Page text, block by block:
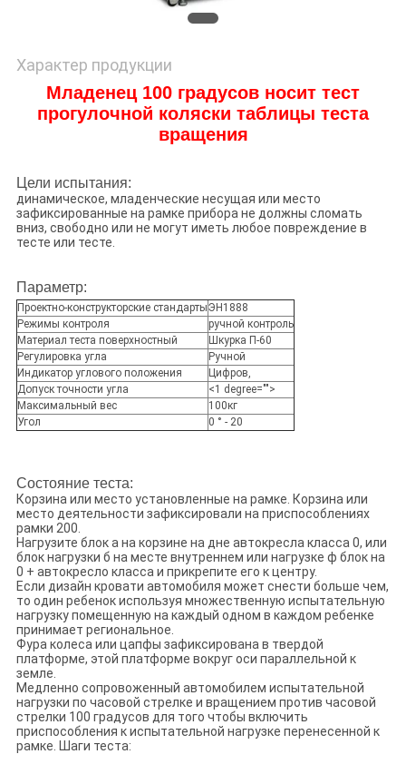
Характер продукции
Младенец 100 градусов носит тест
прогулочной коляски таблицы теста
вращения
Цели испытания:
динамическое, младенческие несущая или место
зафиксированные на рамке прибора не должны сломать
вниз, свободно или не могут иметь любое повреждение в
тесте или тесте.
Параметр:
Проектно-конструкторские стандартыЭН1888
Режимы контроля
ручной контроль
Материал теста поверхностный
Шкурка П-60
Регулировка угла
Ручной
Индикатор углового положения
Цифров,
Допуск точности угла
<1 degree="">
Максимальный вес
100кг
Угол
0 ° - 20
Состояние теста:
Корзина или место установленные на рамке. Корзина или
место деятельности зафиксировали на приспособлениях
рамки 200.
Нагрузите блок а на корзине на дне автокресла класса 0, или
блок нагрузки б на месте внутреннем или нагрузке ф блок на
0 + автокресло класса и прикрепите его к центру.
Если дизайн кровати автомобиля может снести больше чем,
то один ребенок используя множественную испытательную
нагрузку помещенную на каждый одном в каждом ребенке
принимает региональное.
Фура колеса или цапфы зафиксирована в твердой
платформе, этой платформе вокруг оси параллельной к
земле.
Медленно сопровоженный автомобилем испытательной
нагрузки по часовой стрелке и вращением против часовой
стрелки 100 градусов для того чтобы включить
приспособления к испытательной нагрузке перенесенной к
рамке. Шаги теста: